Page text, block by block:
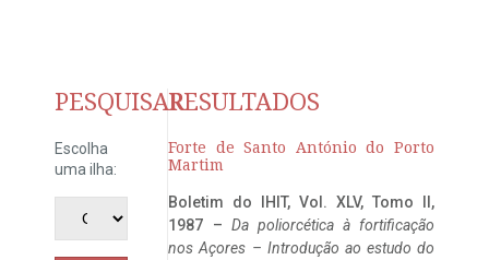
PESQUISAR
Escolha
uma ilha:
RESULTADOS
Forte de Santo António do Porto
Martim
Boletim do IHIT, Vol. XLV, Tomo II,
1987 – Da poliorcética à fortificação
nos Açores – Introdução ao estudo do